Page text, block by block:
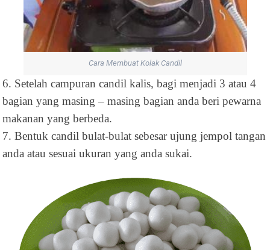
Cara Membuat Kolak Candil
6. Setelah campuran candil kalis, bagi menjadi 3 atau 4
bagian yang masing – masing bagian anda beri pewarna
makanan yang berbeda.
7. Bentuk candil bulat-bulat sebesar ujung jempol tangan
anda atau sesuai ukuran yang anda sukai.